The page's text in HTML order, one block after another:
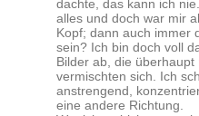
dachte, das kann ich
alles und doch war mir
Kopf; dann auch immer
sein? Ich bin doch voll
Bilder ab, die
vermischten sich. Ich
anstrengend,
eine andere Richtung.